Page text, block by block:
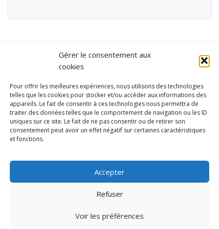
Gérer le consentement aux
cookies
Pour offrir les meilleures expériences, nous utilisons des technologies
telles que les cookies pour stocker et/ou accéder aux informations des
appareils. Le fait de consentir à ces technologies nous permettra de
traiter des données telles que le comportement de navigation ou les ID
uniques sur ce site. Le fait de ne pas consentir ou de retirer son
consentement peut avoir un effet négatif sur certaines caractéristiques
et fonctions.
Accepter
Refuser
Voir les préférences
et de loisirs
Contact
Mentions légales